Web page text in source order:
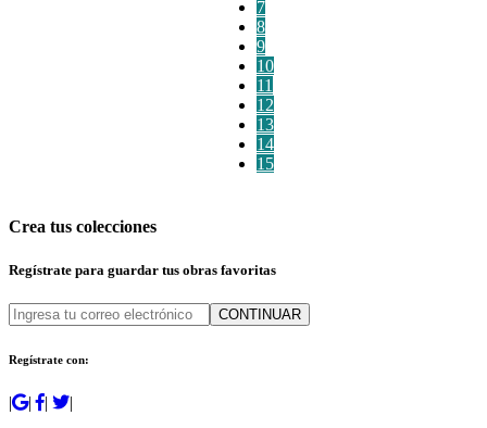
7
8
9
10
11
12
13
14
15
Crea tus colecciones
Regístrate para guardar tus obras favoritas
CONTINUAR
Regístrate con:
| | | |